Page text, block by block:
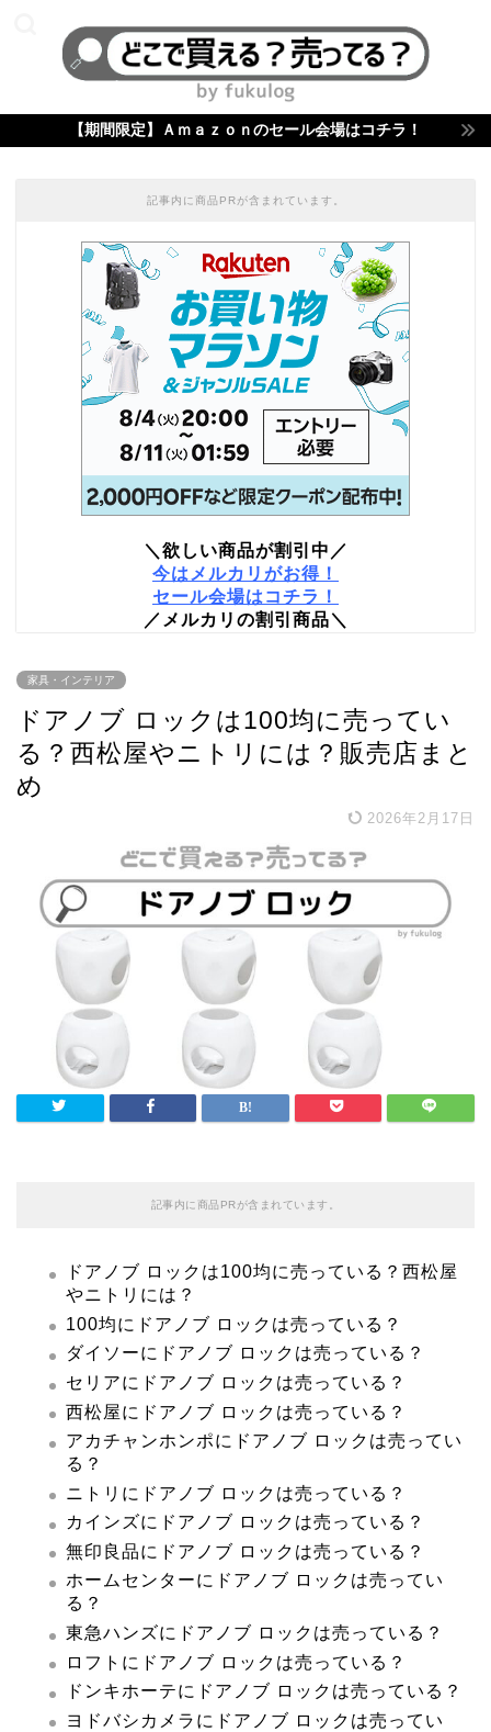
【期間限定】Ａｍａｚｏｎのセール会場はコチラ！
記事内に商品PRが含まれています。
＼欲しい商品が割引中／
今はメルカリがお得！
セール会場はコチラ！
／メルカリの割引商品＼
家具・インテリア
ドアノブ ロックは100均に売ってい
る？西松屋やニトリには？販売店まと
め
2026年2月17日
記事内に商品PRが含まれています。
ドアノブ ロックは100均に売っている？西松屋
やニトリには？
100均にドアノブ ロックは売っている？
ダイソーにドアノブ ロックは売っている？
セリアにドアノブ ロックは売っている？
西松屋にドアノブ ロックは売っている？
アカチャンホンポにドアノブ ロックは売ってい
る？
ニトリにドアノブ ロックは売っている？
カインズにドアノブ ロックは売っている？
無印良品にドアノブ ロックは売っている？
ホームセンターにドアノブ ロックは売ってい
る？
東急ハンズにドアノブ ロックは売っている？
ロフトにドアノブ ロックは売っている？
ドンキホーテにドアノブ ロックは売っている？
ヨドバシカメラにドアノブ ロックは売ってい